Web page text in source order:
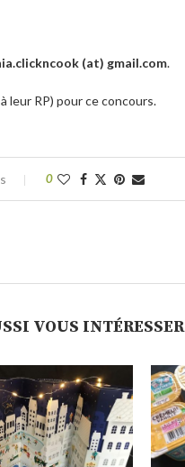
(at) gmail.com.
leur RP) pour ce concours.
0
VOUS INTÉRESSER